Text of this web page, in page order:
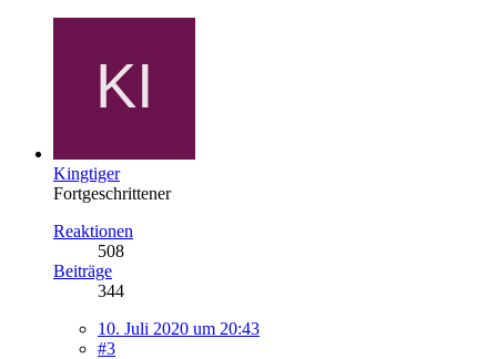
Kingtiger
Fortgeschrittener
Reaktionen
508
Beiträge
344
10. Juli 2020 um 20:43
#3